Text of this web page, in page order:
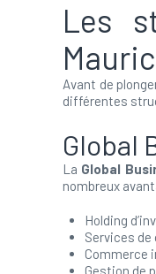
Les
Avant de
différentes
Global
La Global
nombreux
Holding
Services
Commerce
Gestion de